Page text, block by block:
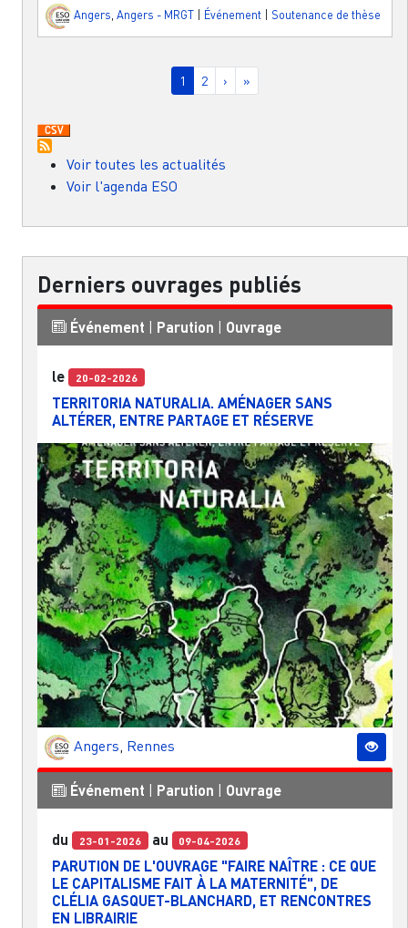
Angers Angers - MRGT Événement Soutenance de thèse
Page courante
1 Page
2 Page suivante
› Dernière page
»
Voir toutes les actualités
Voir l'agenda ESO
Derniers ouvrages publiés
Événement | Parution | Ouvrage
le 20-02-2026
TERRITORIA NATURALIA. AMÉNAGER SANS
ALTÉRER, ENTRE PARTAGE ET RÉSERVE
Angers Rennes
Événement Parution Ouvrage
du 23-01-2026 au 09-04-2026
PARUTION DE L'OUVRAGE "FAIRE NAÎTRE : CE QUE
LE CAPITALISME FAIT À LA MATERNITÉ", DE
CLÉLIA GASQUET-BLANCHARD, ET RENCONTRES
EN LIBRAIRIE